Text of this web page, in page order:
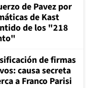
de Pavez por
de Kast
de los "218
de firmas
causa secreta
a Franco Parisi